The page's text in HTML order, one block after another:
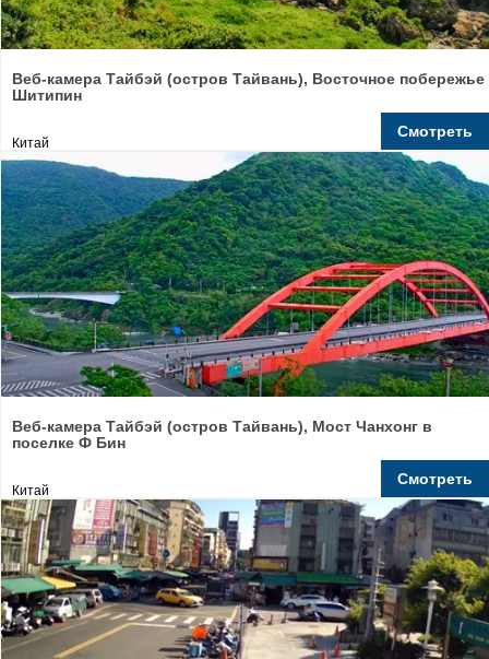
Веб-камера Тайбэй (остров Тайвань), Восточное побережье
Шитипин
Китай
Смотреть
Веб-камера Тайбэй (остров Тайвань), Мост Чанхонг в
поселке Ф Бин
Китай
Смотреть